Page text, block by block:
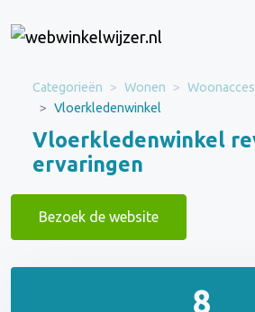
Categorieën Wonen
Vloerkledenwinkel
Vloerkledenwinkel
ervaringen
Bezoek de website
8